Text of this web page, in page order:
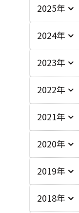
2025年
2024年
2023年
2022年
2021年
2020年
2019年
2018年